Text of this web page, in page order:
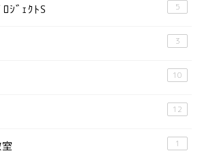
ｼﾞｪｸﾄS 5
3
10
12
1
宇都宮市(グルメ・カフェ)